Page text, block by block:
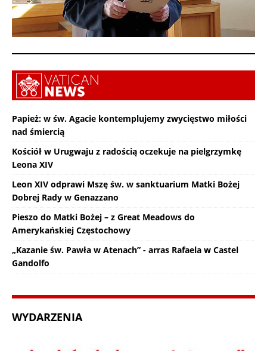
Papież: w św. Agacie kontemplujemy zwycięstwo miłości
nad śmiercią
Kościół w Urugwaju z radością oczekuje na pielgrzymkę
Leona XIV
Leon XIV odprawi Mszę św. w sanktuarium Matki Bożej
Dobrej Rady w Genazzano
Pieszo do Matki Bożej – z Great Meadows do
Amerykańskiej Częstochowy
„Kazanie św. Pawła w Atenach” - arras Rafaela w Castel
Gandolfo
WYDARZENIA